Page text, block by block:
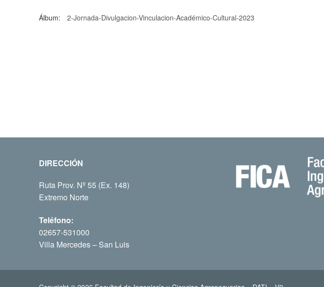
Álbum: 2-Jornada-Divulgacion-Vinculacion-Académico-Cultural-2023
DIRECCIÓN
Ruta Prov. Nº 55 (Ex. 148)
Extremo Norte
Teléfono:
02657-531000
Villa Mercedes – San Luis